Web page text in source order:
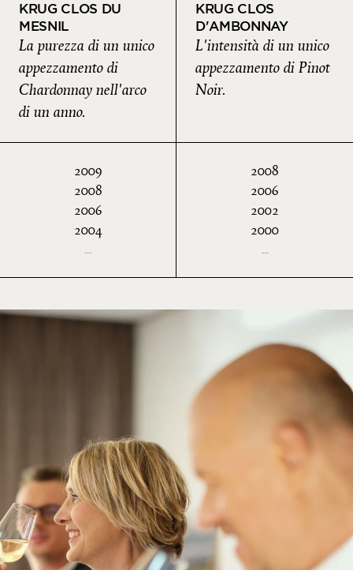
KRUG CLOS DU
MESNIL
La purezza di un unico
appezzamento di
Chardonnay nell'arco
di un anno.
2009
2008
2006
2004
KRUG CLOS
D'AMBONNAY
L'intensità di un unico
appezzamento di Pinot
Noir.
2008
2006
2002
2000